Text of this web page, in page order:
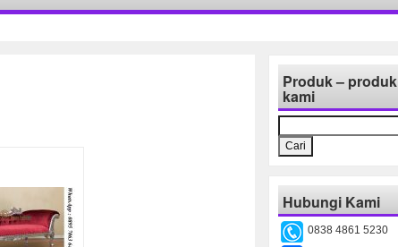
Produk – produk
kami
untuk:
Hubungi Kami
0838 4861 5230